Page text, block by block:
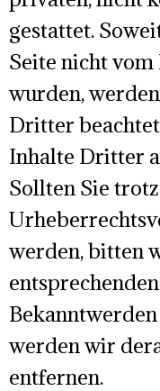
gestattet.
Seite nicht
wurden,
Dritter
Inhalte Dritter
Sollten Sie
werden, bitten
werden wir
entfernen.